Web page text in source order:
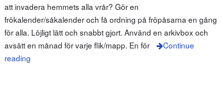
att invadera hemmets alla vrår? Gör en
frökalender/såkalender och få ordning på fröpåsarna en gång
för alla. Löjligt lätt och snabbt gjort. Använd en arkivbox och
avsätt en månad för varje flik/mapp. En för
Continue
reading